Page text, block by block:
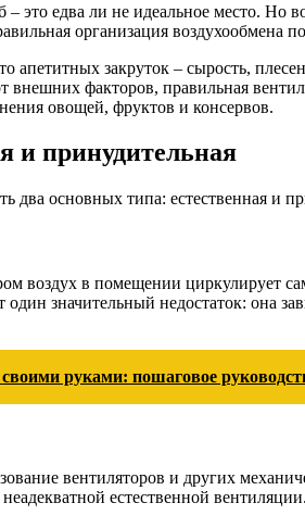
это едва ли не идеальное место.
организация воздухообмена
апетитных закруток – сырость,
внешних факторов, правильная
овощей, фруктов и консервов.
и принудительная
два основных типа: естественная
воздух в помещении циркулирует
один значительный недостаток: она
руками: пошаговое
вентиляторов и других
естественной